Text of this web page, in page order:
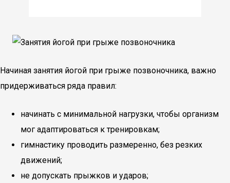
Начиная занятия йогой при грыже позвоночника, важно
придерживаться ряда правил:
начинать с минимальной нагрузки, чтобы организм
мог адаптироваться к тренировкам;
гимнастику проводить размеренно, без резких
движений;
не допускать прыжков и ударов;